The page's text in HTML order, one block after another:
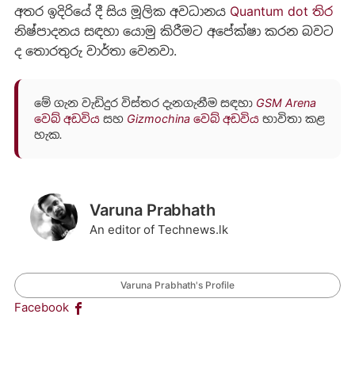
අතර ඉදිරියේ දී සිය මූලික අවධානය Quantum dot තිර
නිෂ්පාදනය සඳහා යොමු කිරීමට අපේක්ෂා කරන බවට
ද තොරතුරු වාර්තා වෙනවා.
මේ ගැන වැඩිදුර විස්තර දැනගැනීම සඳහා GSM Arena
වෙබ් අඩවියසහ Gizmochina වෙබ් අඩවියභාවිතා කළ
හැක.
Varuna Prabhath
An editor of Technews.lk
Varuna Prabhath's Profile
Facebook